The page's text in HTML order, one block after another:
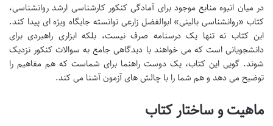
در میان انبوه منابع موجود برای آمادگی کنکور کارشناسی ارشد روانشناسی،
کتاب «روانشناسی بالینی» ابوالفضل زارعی توانسته جایگاه ویژه ای پیدا کند.
این کتاب نه تنها یک درسنامه صرف نیست، بلکه ابزاری راهبردی برای
دانشجویانی است که می خواهند با دیدگاهی جامع به سوالات کنکور نزدیک
شوند. گویی این کتاب، یک دوست راهنما برای شماست که هم مفاهیم را
توضیح می دهد و هم شما را با چالش های آزمون آشنا می کند.
ماهیت و ساختار کتاب